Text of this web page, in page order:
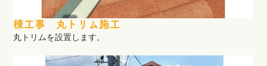
棟工事 丸トリム施工
丸トリムを設置します。